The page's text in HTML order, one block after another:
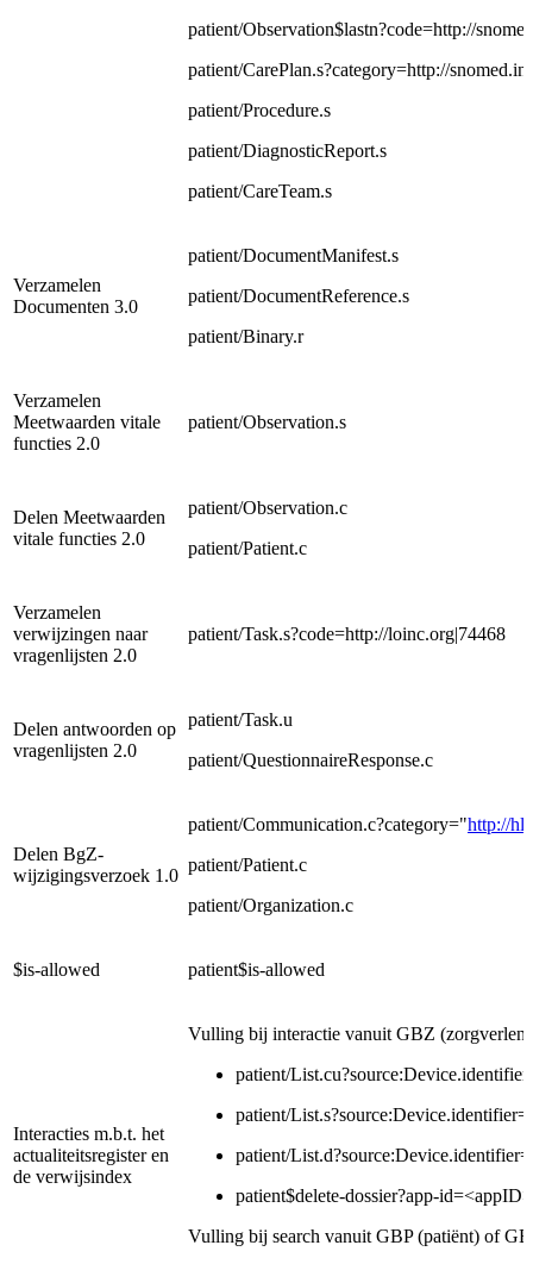
patient/Observation$lastn?code=http://
patient/CarePlan.s?category=http://
patient/Procedure.s
patient/DiagnosticReport.s
patient/CareTeam.s
Verzamelen
Documenten 3.0
patient/DocumentManifest.s
patient/DocumentReference.s
patient/Binary.r
Verzamelen
Meetwaarden vitale
functies 2.0
patient/Observation.s
Delen Meetwaarden
vitale functies 2.0
patient/Observation.c
patient/Patient.c
Verzamelen
verwijzingen naar
vragenlijsten 2.0
patient/Task.s?code=http://loinc.org|74468
Delen antwoorden op
vragenlijsten 2.0
patient/Task.u
patient/QuestionnaireResponse.c
Delen BgZ-
wijzigingsverzoek 1.0
patient/Communication.c?category="http://
patient/Patient.c
patient/Organization.c
$is-allowed patient$is-allowed
Interacties m.b.t. het
actualiteitsregister en
de verwijsindex
Vulling bij interactie vanuit GBZ
patient/
patient/
patient/
patient$delete-dossier?app-id=<appID>
Vulling bij search vanuit GBP (patiënt) of